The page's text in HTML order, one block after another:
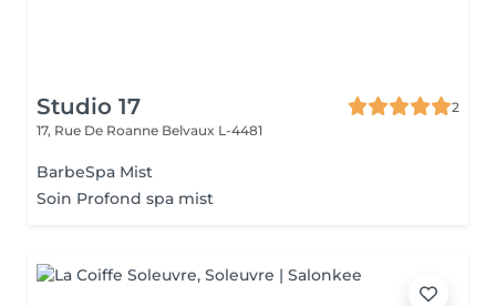
Studio 17
2
17, Rue De Roanne Belvaux L-4481
BarbeSpa Mist
Soin Profond spa mist